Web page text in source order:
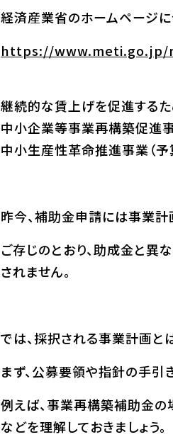
経済産業省のホームページ
https://www.meti.go.jp/
継続的な賃上げを促進する
中小企業等事業再構築促進
中小生産性革命推進事業（
昨今、補助金申請には事業計
ご存じのとおり、助成金と異
されません。
では、採択される事業計画と
まず、公募要領や指針の手引
例えば、事業再構築補助金
などを理解しておきましょう。